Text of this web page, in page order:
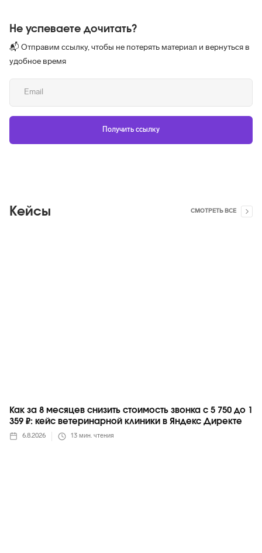
Не успеваете дочитать?
📬 Отправим ссылку, чтобы не потерять материал и вернуться в
удобное время
Кейсы СМОТРЕТЬ ВСЕ
Как за 8 месяцев снизить стоимость звонка с 5 750 до 1
359 ₽: кейс ветеринарной клиники в Яндекс Директе
6.8.2026 13 мин. чтения